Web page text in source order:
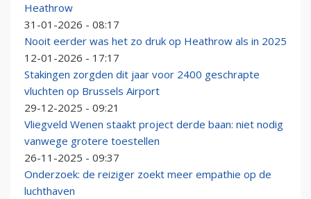
Heathrow
31-01-2026 - 08:17
Nooit eerder was het zo druk op Heathrow als in 2025
12-01-2026 - 17:17
Stakingen zorgden dit jaar voor 2400 geschrapte
vluchten op Brussels Airport
29-12-2025 - 09:21
Vliegveld Wenen staakt project derde baan: niet nodig
vanwege grotere toestellen
26-11-2025 - 09:37
Onderzoek: de reiziger zoekt meer empathie op de
luchthaven